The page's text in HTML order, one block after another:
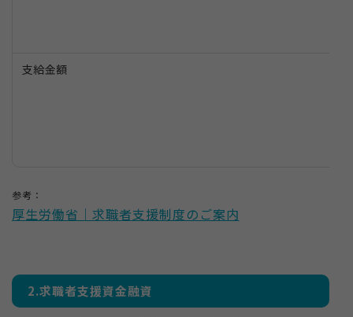
支給金額
参考：
厚生労働省｜求職者支援制度のご案内
2.求職者支援資金融資